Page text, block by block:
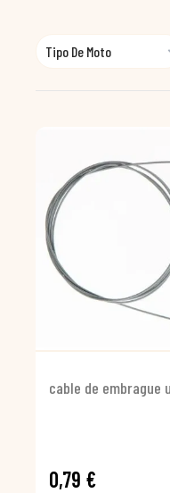
Tipo De Moto
cable de embrague
0,79 €